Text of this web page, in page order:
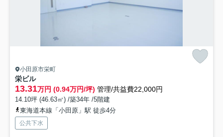
小田原市栄町
栄ビル
13.31万円 (0.94万円/坪) 管理/共益費22,000円
14.10坪 (46.63㎡) /築34年 /5階建
東海道本線「小田原」駅 徒歩4分
公共下水